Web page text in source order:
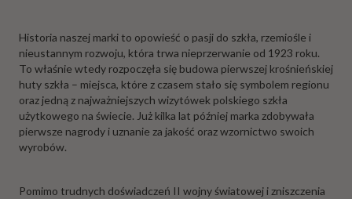
Historia naszej marki to opowieść o pasji do szkła, rzemiośle i
nieustannym rozwoju, która trwa nieprzerwanie od 1923 roku.
To właśnie wtedy rozpoczęła się budowa pierwszej krośnieńskiej
huty szkła – miejsca, które z czasem stało się symbolem regionu
oraz jedną z najważniejszych wizytówek polskiego szkła
użytkowego na świecie. Już kilka lat później marka zdobywała
pierwsze nagrody i uznanie za jakość oraz wzornictwo swoich
wyrobów.
Pomimo trudnych doświadczeń II wojny światowej i zniszczenia